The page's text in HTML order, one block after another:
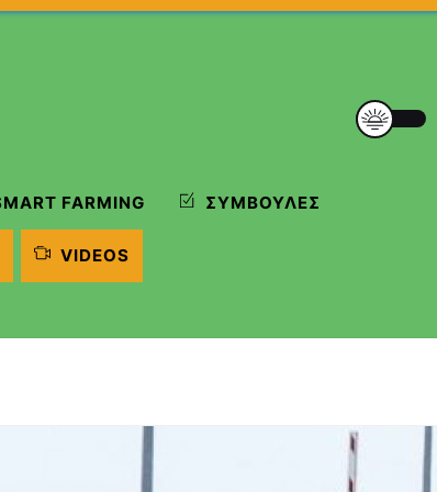
FARMING ΣΥΜΒΟΥΛΈΣ
VIDEOS